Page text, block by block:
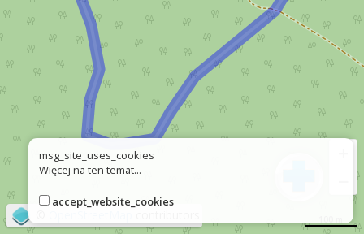
msg_site_uses_cookies
Więcej na ten temat...
accept_website_cookies